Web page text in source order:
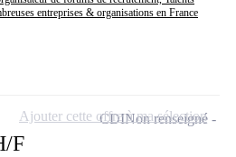
entreprises & organisations en France
F
CDINon renseigné
Ajouter cette offre à ma sélection